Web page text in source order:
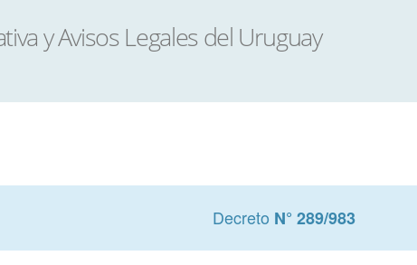
Decreto N° 289/983